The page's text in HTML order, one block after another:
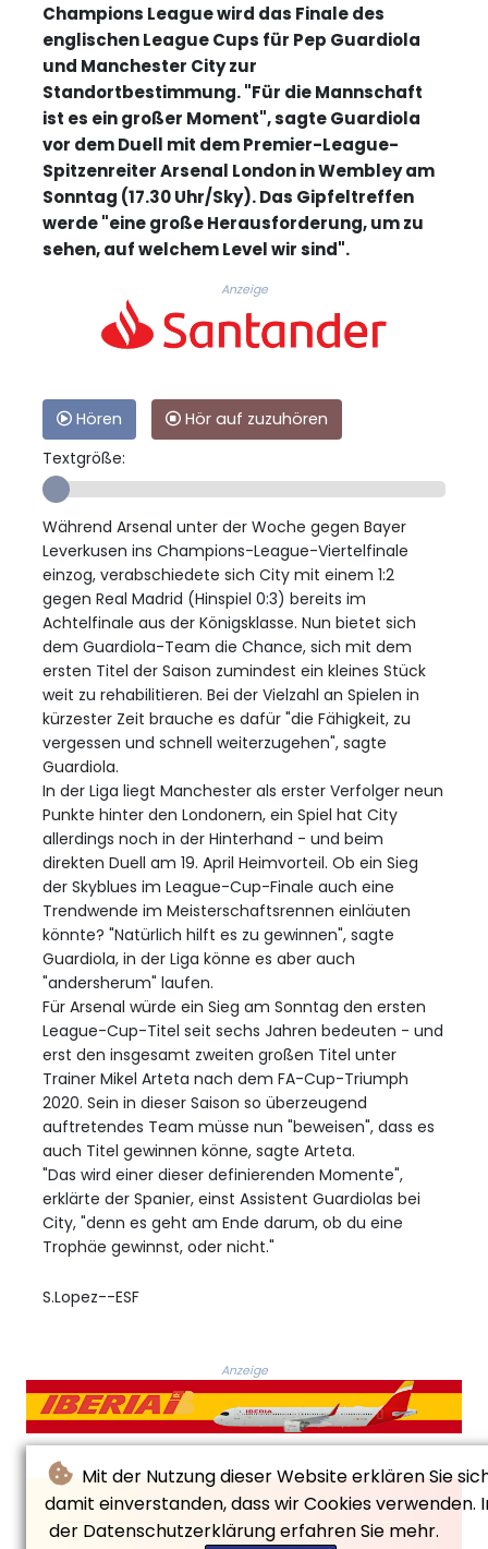
Mit der Nutzung dieser Website erklären Sie
damit einverstanden, dass wir Cookies verwenden.
der Datenschutzerklärung erfahren Sie mehr.
Champions League wird das Finale des
englischen League Cups für Pep Guardiola
und Manchester City zur
Standortbestimmung. "Für die Mannschaft
ist es ein großer Moment", sagte Guardiola
vor dem Duell mit dem Premier-League-
Spitzenreiter Arsenal London in Wembley am
Sonntag (17.30 Uhr/Sky). Das Gipfeltreffen
werde "eine große Herausforderung, um zu
sehen, auf welchem Level wir sind".
Anzeige
Hören
Hör auf zuzuhören
Textgröße:
Während Arsenal unter der Woche gegen Bayer
Leverkusen ins Champions-League-Viertelfinale
einzog, verabschiedete sich City mit einem 1:2
gegen Real Madrid (Hinspiel 0:3) bereits im
Achtelfinale aus der Königsklasse. Nun bietet sich
dem Guardiola-Team die Chance, sich mit dem
ersten Titel der Saison zumindest ein kleines Stück
weit zu rehabilitieren. Bei der Vielzahl an Spielen in
kürzester Zeit brauche es dafür "die Fähigkeit, zu
vergessen und schnell weiterzugehen", sagte
Guardiola.
In der Liga liegt Manchester als erster Verfolger neun
Punkte hinter den Londonern, ein Spiel hat City
allerdings noch in der Hinterhand - und beim
direkten Duell am 19. April Heimvorteil. Ob ein Sieg
der Skyblues im League-Cup-Finale auch eine
Trendwende im Meisterschaftsrennen einläuten
könnte? "Natürlich hilft es zu gewinnen", sagte
Guardiola, in der Liga könne es aber auch
"andersherum" laufen.
Für Arsenal würde ein Sieg am Sonntag den ersten
League-Cup-Titel seit sechs Jahren bedeuten - und
erst den insgesamt zweiten großen Titel unter
Trainer Mikel Arteta nach dem FA-Cup-Triumph
2020. Sein in dieser Saison so überzeugend
auftretendes Team müsse nun "beweisen", dass es
auch Titel gewinnen könne, sagte Arteta.
"Das wird einer dieser definierenden Momente",
erklärte der Spanier, einst Assistent Guardiolas bei
City, "denn es geht am Ende darum, ob du eine
Trophäe gewinnst, oder nicht."
S.Lopez--ESF
Anzeige